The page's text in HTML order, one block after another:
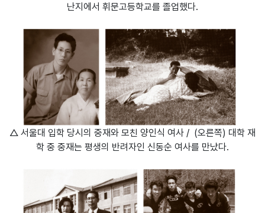
난지에서 휘문고등학교를 졸업했다.
△ 서울대 입학 당시의 중재와 모친 양인식 여사 / (오른쪽) 대학 재
학 중 중재는 평생의 반려자인 신동순 여사를 만났다.